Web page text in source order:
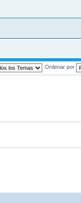
Ordenar por